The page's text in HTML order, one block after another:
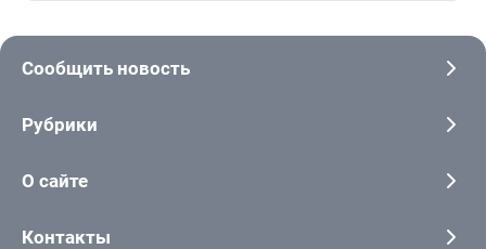
Сообщить новость
Рубрики
О сайте
Контакты